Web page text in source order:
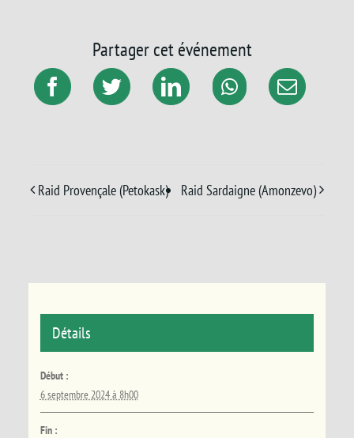
Partager cet événement
Raid Provençale (Petokask) Raid Sardaigne (Amonzevo)
Détails
Début :
6 septembre 2024 à 8h00
Fin :